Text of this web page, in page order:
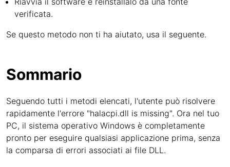
verificata.
Se questo metodo non ti ha aiutato, usa il seguente.
Sommario
Seguendo tutti i metodi elencati, l'utente può risolvere
rapidamente l'errore "halacpi.dll is missing". Ora nel tuo
PC, il sistema operativo Windows è completamente
pronto per eseguire qualsiasi applicazione prima, senza
la comparsa di errori associati ai file DLL.